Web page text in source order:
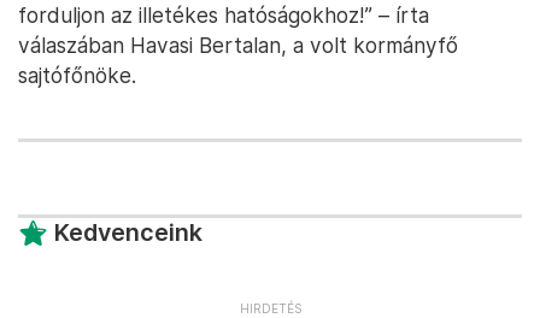
forduljon az illetékes hatóságokhoz!” – írta
válaszában Havasi Bertalan, a volt kormányfő
sajtófőnöke.
Kedvenceink